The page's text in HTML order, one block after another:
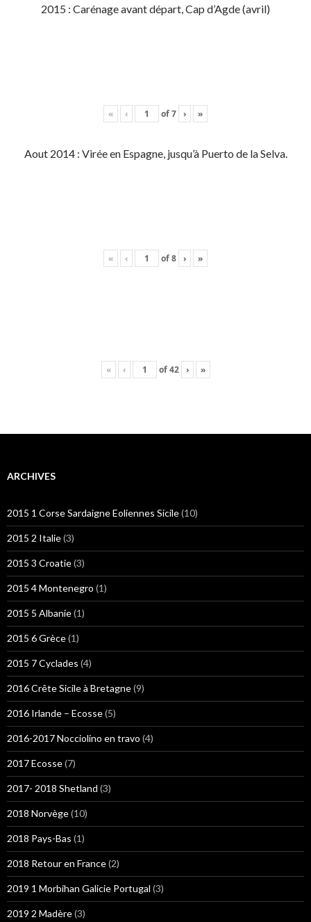
2015 : Carénage avant départ, Cap d’Agde (avril)
« ‹ of7 › »
Aout 2014 : Virée en Espagne, jusqu’à Puerto de la Selva.
« ‹ of8 › »
« ‹ of42 › »
ARCHIVES
2015 1 Corse Sardaigne Eoliennes Sicile(10)
2015 2 Italie(3)
2015 3 Croatie(3)
2015 4 Montenegro (1)
2015 5 Albanie(1)
2015 6 Grèce(1)
2015 7 Cyclades (4)
2016 Crête Sicile à Bretagne(9)
2016 Irlande – Ecosse(5)
2016-2017 Nocciolino en travo (4)
2017 Ecosse(7)
2017- 2018 Shetland (3)
2018 Norvège(10)
2018 Pays-Bas (1)
2018 Retour en France(2)
2019 1 Morbihan Galicie Portugal (3)
2019 2 Madère(3)